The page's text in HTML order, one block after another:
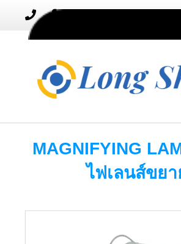
MAGNIFYING
ไฟเลนส์ขยา